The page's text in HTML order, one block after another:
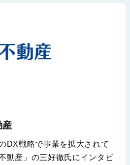
産
DX戦略で事業を拡大されて
動産」の三好徹氏にインタビ